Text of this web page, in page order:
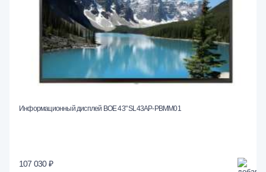
Информационный дисплей BOE 43" SL43AP-PBMM01
107 030 ₽